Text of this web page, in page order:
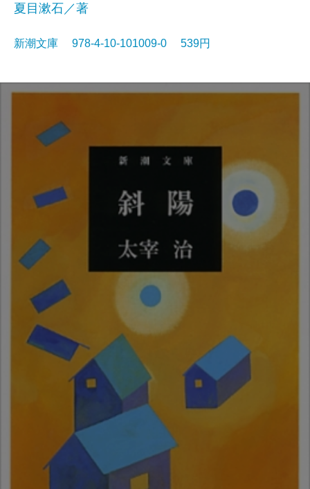
夏目漱石／著
新潮文庫 978-4-10-101009-0 539円